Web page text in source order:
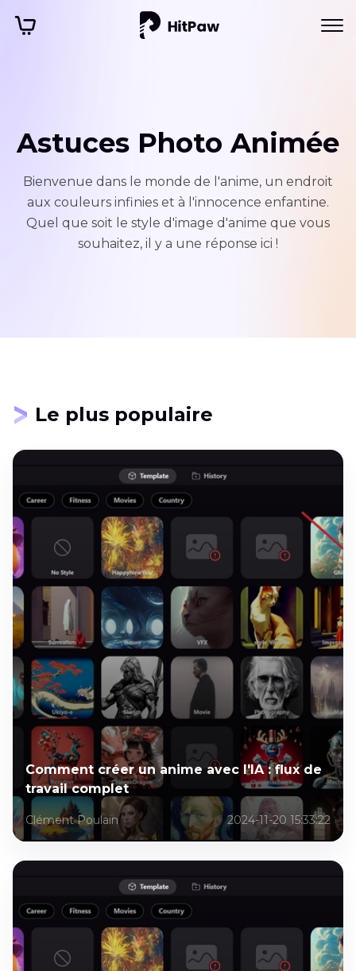
Astuces Photo Animée
Bienvenue dans le monde de l'anime, un endroit
aux couleurs infinies et à l'innocence enfantine.
Quel que soit le style d'image d'anime que vous
souhaitez, il y a une réponse ici !
Le plus populaire
Comment créer un anime avec l'IA : flux de
travail complet
Clément Poulain 2024-11-20 15:33:22